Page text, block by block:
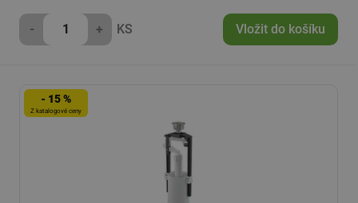
- + KS Vložit do košíku
- 15 %
Z katalogové ceny